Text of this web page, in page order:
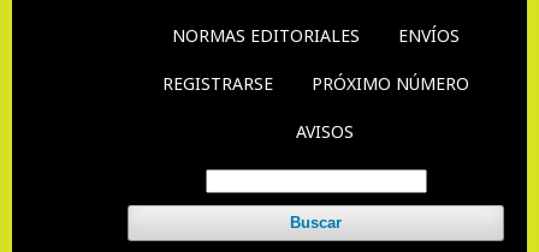
NORMAS EDITORIALES ENVÍOS
REGISTRARSE PRÓXIMO NÚMERO
AVISOS
Buscar